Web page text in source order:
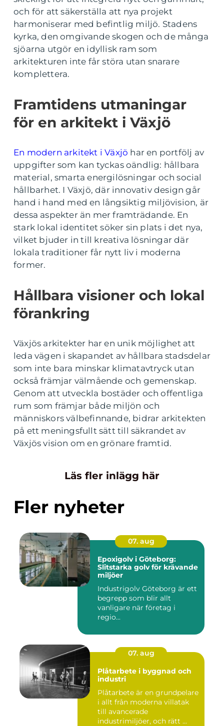
och för att säkerställa att nya projekt
harmoniserar med befintlig miljö. Stadens
kyrka, den omgivande skogen och de många
sjöarna utgör en idyllisk ram som
arkitekturen inte får störa utan snarare
komplettera.
Framtidens utmaningar
för en arkitekt i Växjö
En modern arkitekt i Växjö har en portfölj av
uppgifter som kan tyckas oändlig: hållbara
material, smarta energilösningar och social
hållbarhet. I Växjö, där innovativ design går
hand i hand med en långsiktig miljövision, är
dessa aspekter än mer framträdande. En
stark lokal identitet söker sin plats i det nya,
vilket bjuder in till kreativa lösningar där
lokala traditioner får nytt liv i moderna
former.
Hållbara visioner och lokal
förankring
Växjös arkitekter har en unik möjlighet att
leda vägen i skapandet av hållbara stadsdelar
som inte bara minskar klimatavtryck utan
också främjar välmående och gemenskap.
Genom att utveckla bostäder och offentliga
rum som främjar både miljön och
människors välbefinnande, bidrar arkitekten
på ett meningsfullt sätt till säkrandet av
Växjös vision om en grönare framtid.
Läs fler inlägg här
Fler nyheter
07. aug
Epoxigolv i Göteborg:
Slitstarka golv för krävande
miljöer
Industrigolv Göteborg är ett
begrepp som blir allt
vanligare när företag i
regio...
07. aug
Plåtarbete i byggnad och
industri
Plåtarbete är en grundpelare
i allt från moderna villatak
till avancerade
industrimiljöer, och rätt ...